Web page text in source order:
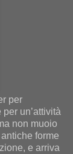
per
un’attività
non muoio
forme
e arriva